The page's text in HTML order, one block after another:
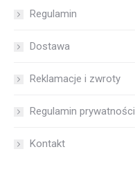
Regulamin
Dostawa
Reklamacje i zwroty
Regulamin prywatności
Kontakt